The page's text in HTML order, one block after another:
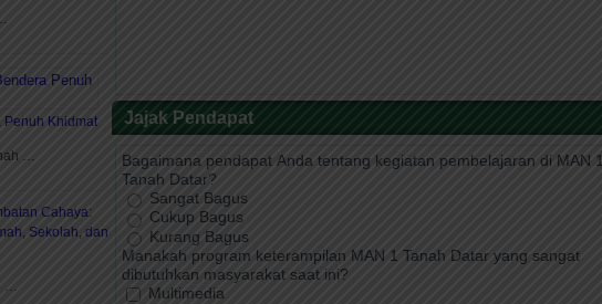
Penuh Khidmat
…
Cahaya:
Sekolah, dan
…
Jajak Pendapat
Bagaimana pendapat Anda tentang kegiatan pembelajaran di MAN 1
Tanah Datar?
Sangat Bagus
Cukup Bagus
Kurang Bagus
Manakah program keterampilan MAN 1 Tanah Datar yang sangat
dibutuhkan masyarakat saat ini?
Multimedia